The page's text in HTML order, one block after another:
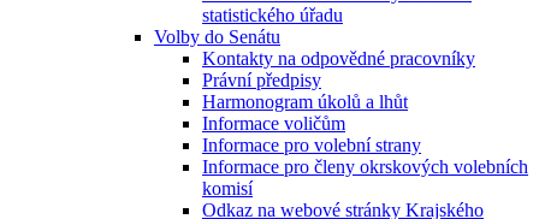
statistického úřadu
Volby do Senátu
Kontakty na odpovědné pracovníky
Právní předpisy
Harmonogram úkolů a lhůt
Informace voličům
Informace pro volební strany
Informace pro členy okrskových volebních
komisí
Odkaz na webové stránky Krajského